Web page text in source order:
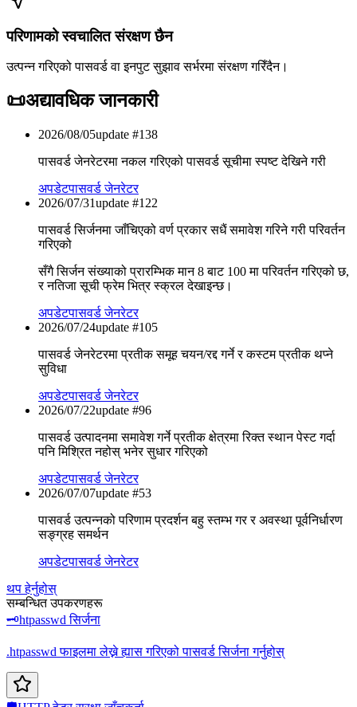
परिणामको स्वचालित संरक्षण छैन
उत्पन्न गरिएको पासवर्ड वा इनपुट सुझाव सर्भरमा संरक्षण गरिँदैन।
📜अद्यावधिक जानकारी
2026/08/05update #138
पासवर्ड जेनरेटरमा नकल गरिएको पासवर्ड सूचीमा स्पष्ट देखिने गरी
अपडेटपासवर्ड जेनरेटर
2026/07/31update #122
पासवर्ड सिर्जनमा जाँचिएको वर्ण प्रकार सधैं समावेश गरिने गरी परिवर्तन
गरिएको
सँगै सिर्जन संख्याको प्रारम्भिक मान 8 बाट 100 मा परिवर्तन गरिएको छ,
र नतिजा सूची फ्रेम भित्र स्क्रल देखाइन्छ।
अपडेटपासवर्ड जेनरेटर
2026/07/24update #105
पासवर्ड जेनरेटरमा प्रतीक समूह चयन/रद्द गर्ने र कस्टम प्रतीक थप्ने
सुविधा
अपडेटपासवर्ड जेनरेटर
2026/07/22update #96
पासवर्ड उत्पादनमा समावेश गर्ने प्रतीक क्षेत्रमा रिक्त स्थान पेस्ट गर्दा
पनि मिश्रित नहोस् भनेर सुधार गरिएको
अपडेटपासवर्ड जेनरेटर
2026/07/07update #53
पासवर्ड उत्पन्नको परिणाम प्रदर्शन बहु स्तम्भ गर र अवस्था पूर्वनिर्धारण
सङ्ग्रह समर्थन
अपडेटपासवर्ड जेनरेटर
थप हेर्नुहोस्
सम्बन्धित उपकरणहरू
🗝️htpasswd सिर्जना
.htpasswd फाइलमा लेख्ने ह्यास गरिएको पासवर्ड सिर्जना गर्नुहोस्